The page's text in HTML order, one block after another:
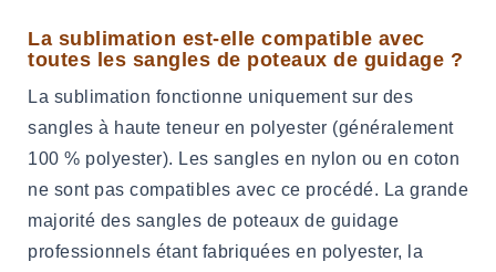
La sublimation est-elle compatible avec
toutes les sangles de poteaux de guidage ?
La sublimation fonctionne uniquement sur des
sangles à haute teneur en polyester (généralement
100 % polyester). Les sangles en nylon ou en coton
ne sont pas compatibles avec ce procédé. La grande
majorité des sangles de poteaux de guidage
professionnels étant fabriquées en polyester, la